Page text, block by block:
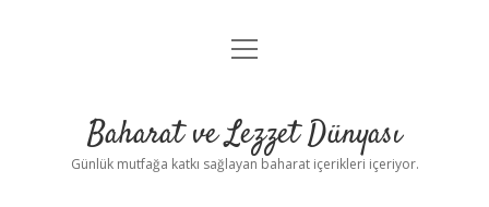
Anasayfa
Yasal Uyarı
menüyü
Baharat ve Lezzet Dünyası
Günlük mutfağa katkı sağlayan baharat içerikleri içeriyor.